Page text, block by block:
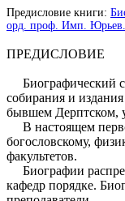
Предисловие книги:
орд. проф. Имп. Юрьев.
ПРЕДИСЛОВИЕ
Биографический
собирания и
бывшем Дерптском,
В настоящем
богословскому,
факультетов.
Биографии
кафедр порядке.